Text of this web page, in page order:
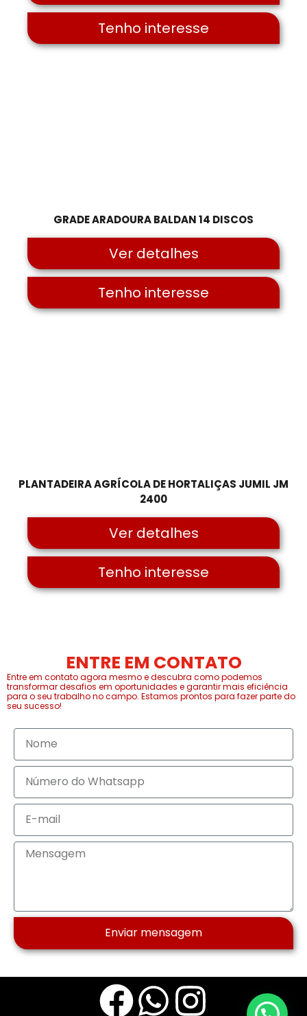
Tenho interesse
GRADE ARADOURA BALDAN 14 DISCOS
Ver detalhes
Tenho interesse
PLANTADEIRA AGRÍCOLA DE HORTALIÇAS JUMIL JM
2400
Ver detalhes
Tenho interesse
ENTRE EM CONTATO
Entre em contato agora mesmo e descubra como podemos
transformar desafios em oportunidades e garantir mais eficiência
para o seu trabalho no campo. Estamos prontos para fazer parte do
seu sucesso!
Enviar mensagem